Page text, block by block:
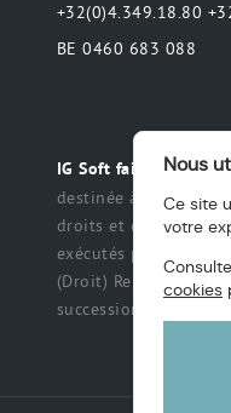
+32(0)4.349.18.80
BE 0460 683 088
IG Soft fait partie du
destinée à préciser
droits et des
exécutés par les
(Droit) Renonciation
succession ou une
Nous
Ce site
votre
cookies